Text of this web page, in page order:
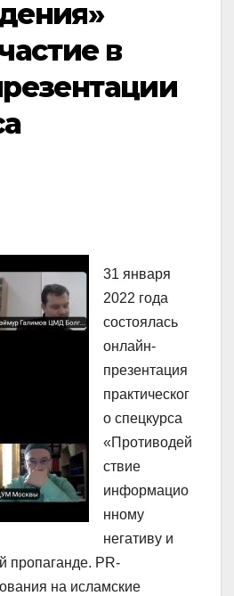
в
31 января
2022 года
состоялась
онлайн-
презентация
практическог
о спецкурса
«Противодей
ствие
информацио
нному
негативу и
пропаганде. PR-
на исламские